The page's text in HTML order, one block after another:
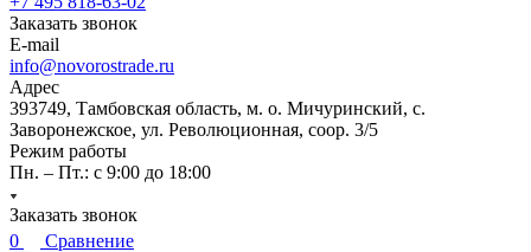
Заказать звонок
E-mail
info@novorostrade.ru
Адрес
393749, Тамбовская область, м. о. Мичуринский, с.
Заворонежское, ул. Революционная, соор. 3/5
Режим работы
Пн. – Пт.: с 9:00 до 18:00
Заказать звонок
0
Сравнение